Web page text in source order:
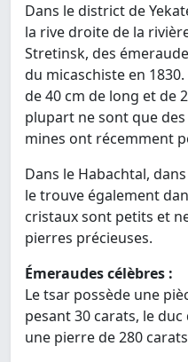
Dans le district de
la rive droite de la
Stretinsk, des
du micaschiste en
de 40 cm de long et de
plupart ne sont que
mines ont récemment
Dans le Habachtal,
le trouve également
cristaux sont petits et
pierres précieuses.
Émeraudes célèbres :
Le tsar possède une
pesant 30 carats, le
une pierre de 280